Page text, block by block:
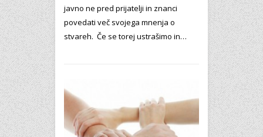
javno ne pred prijatelji in znanci
povedati več svojega mnenja o
stvareh. Če se torej ustrašimo in…